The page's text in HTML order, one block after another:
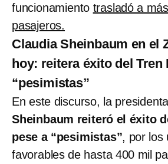
funcionamiento trasladó a
pasajeros.
Claudia Sheinbaum en el
hoy: reitera éxito del Tren
“pesimistas”
En este discurso, la presidenta
Sheinbaum reiteró el éxito
pese a “pesimistas”, por los
favorables de hasta 400 mil